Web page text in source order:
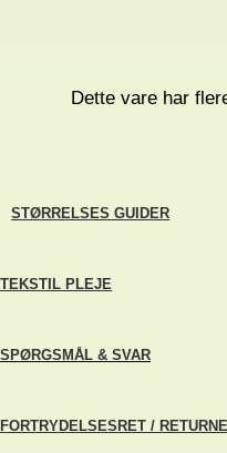
Dette vare har
STØRRELSES GUIDER
TEKSTIL PLEJE
SPØRGSMÅL & SVAR
FORTRYDELSESRET /